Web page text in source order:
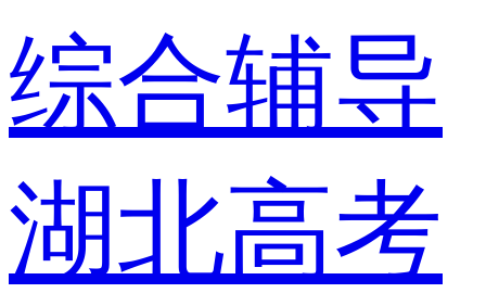
综合辅导
湖北高考